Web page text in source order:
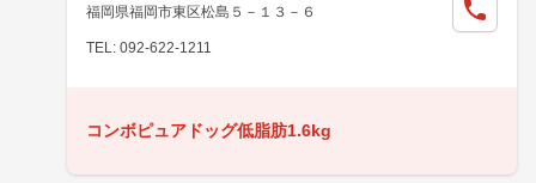
福岡県福岡市東区松島５－１３－６
TEL: 092-622-1211
コンボピュアドッグ低脂肪1.6kg